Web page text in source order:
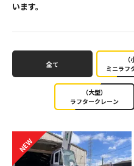
います。
全て
（
ミニラフ
（大型）
ラフタークレーン